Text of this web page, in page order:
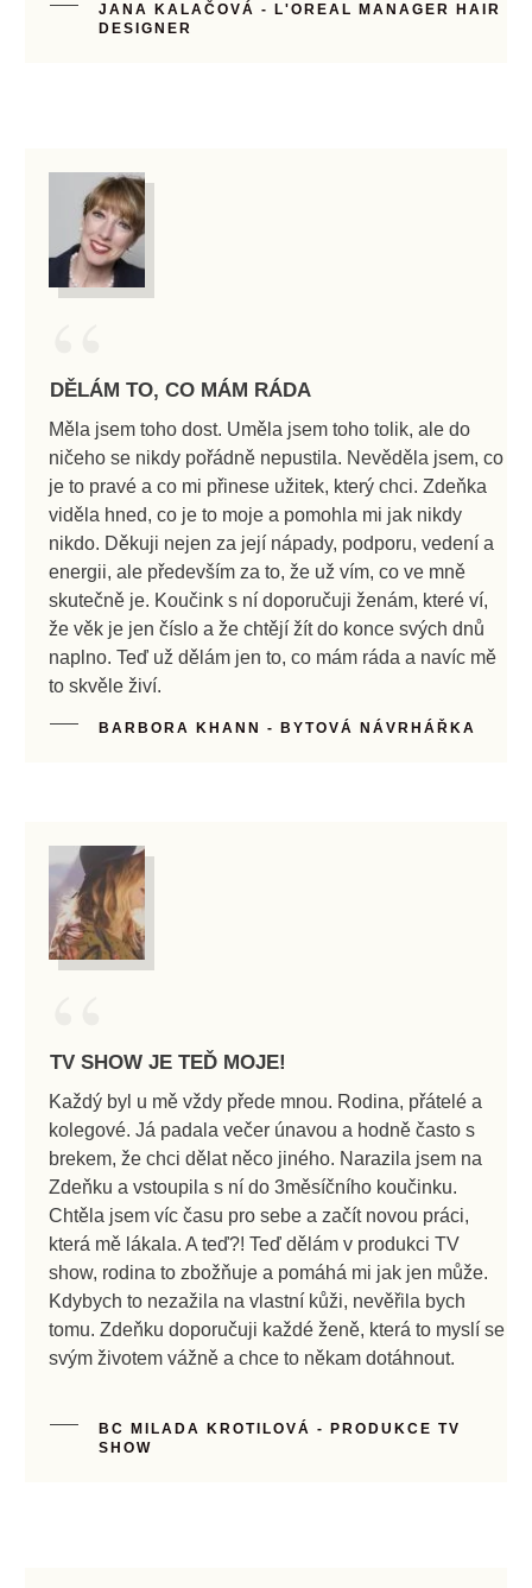
JANA KALAČOVÁ - L'OREAL MANAGER HAIR
DESIGNER
“
DĚLÁM TO, CO MÁM RÁDA
Měla jsem toho dost. Uměla jsem toho tolik, ale do
ničeho se nikdy pořádně nepustila. Nevěděla jsem, co
je to pravé a co mi přinese užitek, který chci. Zdeňka
viděla hned, co je to moje a pomohla mi jak nikdy
nikdo. Děkuji nejen za její nápady, podporu, vedení a
energii, ale především za to, že už vím, co ve mně
skutečně je. Koučink s ní doporučuji ženám, které ví,
že věk je jen číslo a že chtějí žít do konce svých dnů
naplno. Teď už dělám jen to, co mám ráda a navíc mě
to skvěle živí.
BARBORA KHANN - BYTOVÁ NÁVRHÁŘKA
“
TV SHOW JE TEĎ MOJE!
Každý byl u mě vždy přede mnou. Rodina, přátelé a
kolegové. Já padala večer únavou a hodně často s
brekem, že chci dělat něco jiného. Narazila jsem na
Zdeňku a vstoupila s ní do 3měsíčního koučinku.
Chtěla jsem víc času pro sebe a začít novou práci,
která mě lákala. A teď?! Teď dělám v produkci TV
show, rodina to zbožňuje a pomáhá mi jak jen může.
Kdybych to nezažila na vlastní kůži, nevěřila bych
tomu. Zdeňku doporučuji každé ženě, která to myslí se
svým životem vážně a chce to někam dotáhnout.
BC MILADA KROTILOVÁ - PRODUKCE TV
SHOW